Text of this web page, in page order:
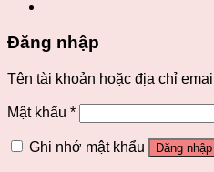
Đăng nhập
Tên tài khoản hoặc địa chỉ email
Mật khẩu *
Ghi nhớ mật khẩu Đăng nhập